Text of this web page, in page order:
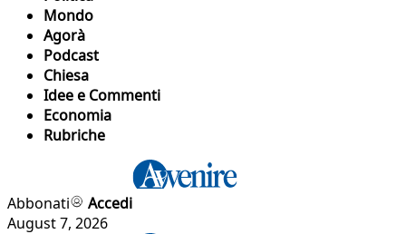
Mondo
Agorà
Podcast
Chiesa
Idee e Commenti
Economia
Rubriche
Abbonati
Accedi
August 7, 2026